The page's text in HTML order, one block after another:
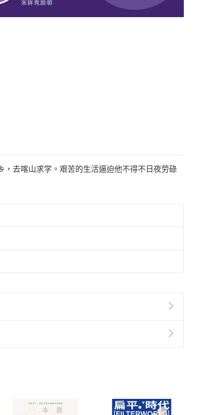
去喀山求学。艰苦的生活逼迫他不得不日夜劳碌
第2條第5款之規定，「非以有形媒介提供之數位
付款方式 完成訂單